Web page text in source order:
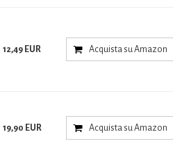
12,49 EUR Acquista su Amazon
19,90 EUR Acquista su Amazon